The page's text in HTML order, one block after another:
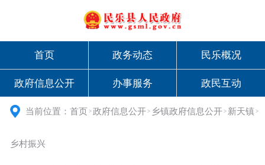
首页 政务动态 民乐概况
政府信息公开 办事服务 政民互动
当前位置：首页 > 政府信息公开 > 乡镇政府信息公开 > 新天镇 >
乡村振兴